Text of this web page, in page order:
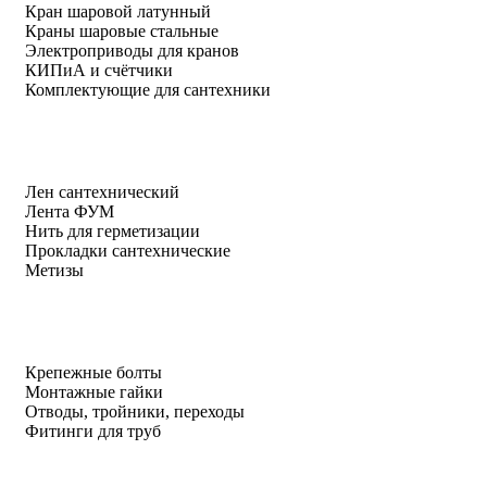
Кран шаровой латунный
Краны шаровые стальные
Электроприводы для кранов
КИПиА и счётчики
Комплектующие для сантехники
Лен сантехнический
Лента ФУМ
Нить для герметизации
Прокладки сантехнические
Метизы
Крепежные болты
Монтажные гайки
Отводы, тройники, переходы
Фитинги для труб